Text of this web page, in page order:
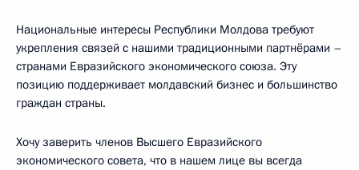
Национальные интересы Республики Молдова требуют
укрепления связей с нашими традиционными партнёрами –
странами Евразийского экономического союза. Эту
позицию поддерживает молдавский бизнес и большинство
граждан страны.
Хочу заверить членов Высшего Евразийского
экономического совета, что в нашем лице вы всегда